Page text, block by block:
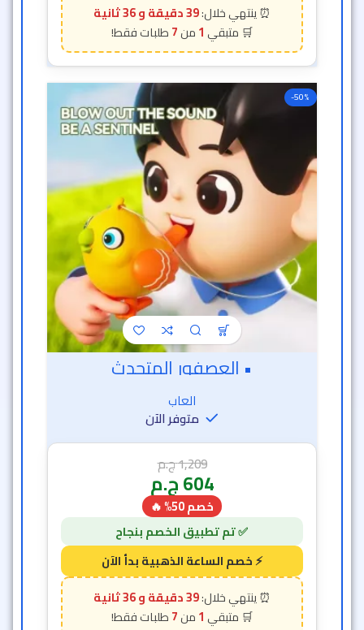
39 دقيقة و 34 ثانية
1
7
-50%
• العصفور المتحدث
العاب
متوفر الآن
1,209ج.م
604ج.م
خصم 50% 🔥
39 دقيقة و 34 ثانية
1
7